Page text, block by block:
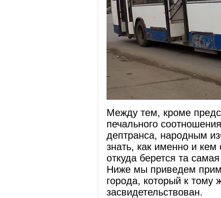
Между тем, кроме
печального
дептранса, народным
знать, как именно и
откуда берется та
Ниже мы приведем
города, который к тому
засвидетельствован.